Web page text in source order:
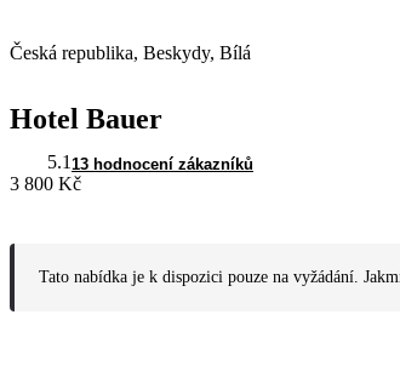
Česká republika, Beskydy, Bílá
Hotel Bauer
5.1 13 hodnocení zákazníků
3 800 Kč
Tato nabídka je k dispozici pouze na vyžádání.